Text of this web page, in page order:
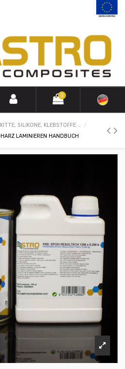
0
SILIKONE, KLEBSTOFFE...
LAMINIEREN HANDBUCH